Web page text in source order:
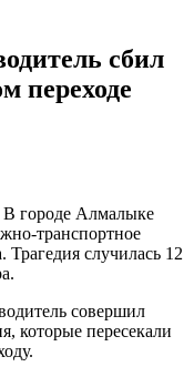
сбил
переходе
В городе Алмалыке
транспортное
случилась 12
совершил
которые пересекали